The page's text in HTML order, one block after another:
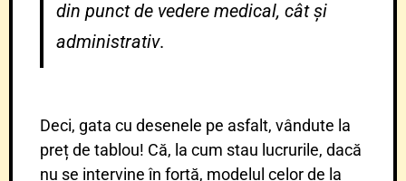
din punct de vedere medical, cât și
administrativ.
Deci, gata cu desenele pe asfalt, vândute la
preț de tablou! Că, la cum stau lucrurile, dacă
nu se intervine în forță, modelul celor de la